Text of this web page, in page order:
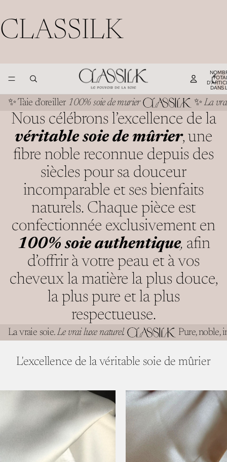
CLASSILK
DANS
✨ Taie d'oreiller 100% soie de murier ✨La
Nous célébrons l’excellence de la
véritable soie de mûrier, une
fibre noble reconnue depuis des
siècles pour sa douceur
incomparable et ses bienfaits
naturels. Chaque pièce est
confectionnée exclusivement en
100% soie authentique, afin
d’offrir à votre peau et à vos
cheveux la matière la plus douce,
la plus pure et la plus
respectueuse.
La vraie soie.Le vrai luxe naturel. Pure, noble,
L'excellence de la véritable soie de mûrier